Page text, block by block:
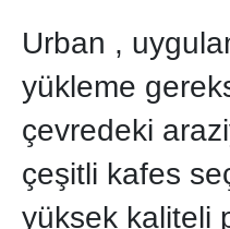
Urban ,
yükleme
çevredeki
çeşitli kafes
yüksek kaliteli